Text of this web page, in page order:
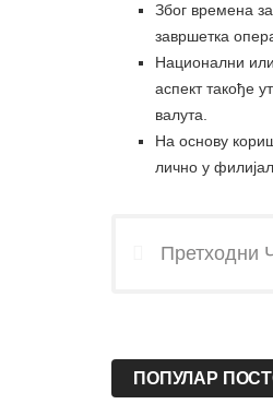
Због времена
завршетка
Национални
аспект такође
валута.
На основу
лично у
Претходни
ПОПУЛАР